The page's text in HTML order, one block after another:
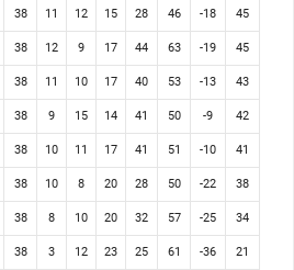
38 11 12 15 28 46 -18 45
38 12 9 17 44 63 -19 45
38 11 10 17 40 53 -13 43
38 9 15 14 41 50 -9 42
38 10 11 17 41 51 -10 41
38 10 8 20 28 50 -22 38
38 8 10 20 32 57 -25 34
38 3 12 23 25 61 -36 21